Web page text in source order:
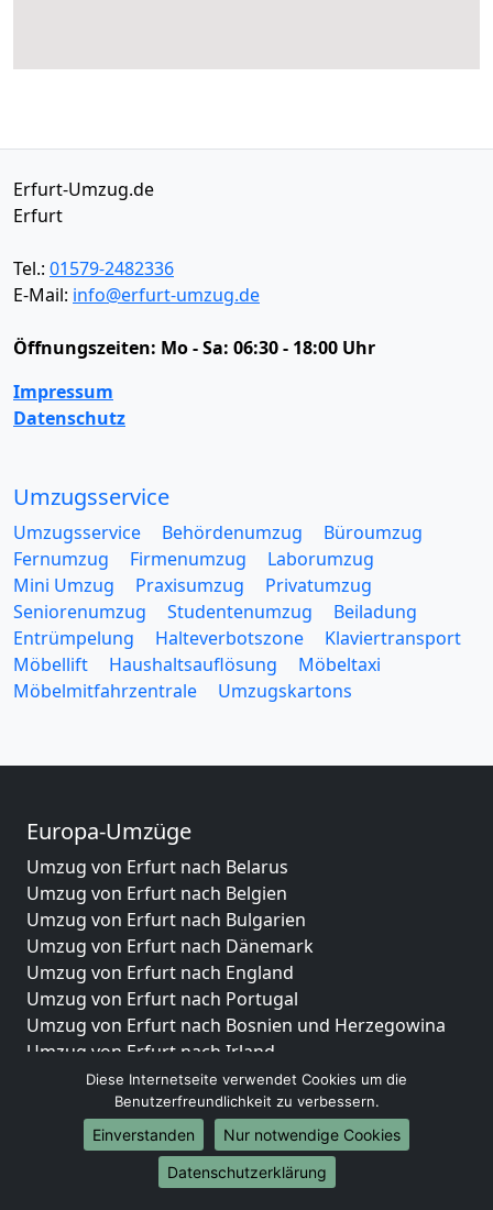
Erfurt-Umzug.de
Erfurt
Tel.: 01579-2482336
E-Mail: info@erfurt-umzug.de
Öffnungszeiten: Mo - Sa: 06:30 - 18:00 Uhr
Impressum
Datenschutz
Umzugsservice
Umzugsservice Behördenumzug
Büroumzug
Fernumzug
Firmenumzug
Laborumzug
Mini Umzug
Praxisumzug
Privatumzug
Seniorenumzug
Studentenumzug
Beiladung
Entrümpelung
Halteverbotszone
Klaviertransport
Möbellift
Haushaltsauflösung
Möbeltaxi
Möbelmitfahrzentrale
Umzugskartons
Europa-Umzüge
Umzug von Erfurt nach Belarus
Umzug von Erfurt nach Belgien
Umzug von Erfurt nach Bulgarien
Umzug von Erfurt nach Dänemark
Umzug von Erfurt nach England
Umzug von Erfurt nach Portugal
Umzug von Erfurt nach Bosnien und Herzegowina
Umzug von Erfurt nach Irland
Umzug von Erfurt nach Lettland
Umzug von Erfurt nach Zypern
Umzug von Erfurt nach Kroatien
Umzug von Erfurt nach Estland
Umzug von Erfurt nach Finnland
Diese Internetseite verwendet Cookies um die
Benutzerfreundlichkeit zu verbessern.
Einverstanden
Nur notwendige Cookies
Datenschutzerklärung